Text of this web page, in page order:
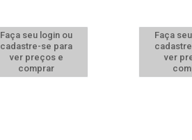
Faça seu login ou
cadastre-se para
ver preços e
comprar
Faça
ver